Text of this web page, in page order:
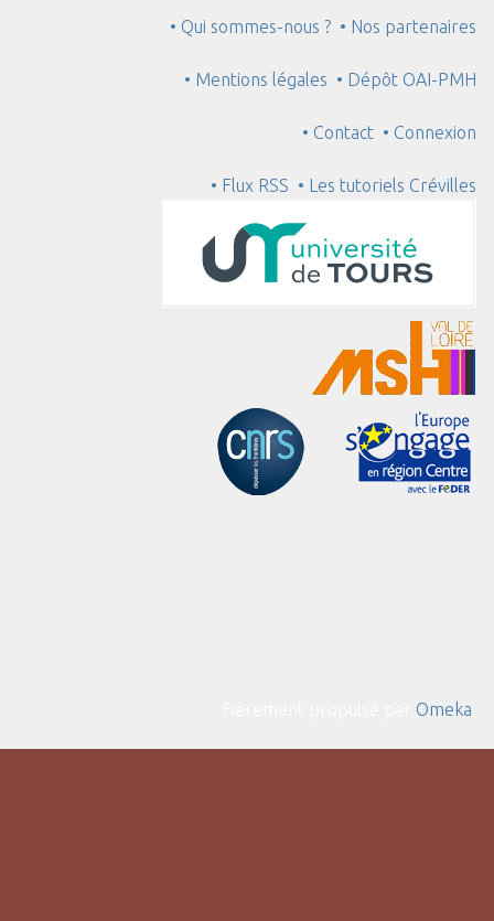
• Qui sommes-nous ? • Nos partenaires
• Mentions légales • Dépôt OAI-PMH
• Contact • Connexion
• Flux RSS • Les tutoriels Crévilles
Omeka